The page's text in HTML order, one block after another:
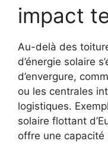
impact
Au-delà des
d’énergie solaire
d’envergure,
ou les centrales
logistiques.
solaire flottant
offre une capacité